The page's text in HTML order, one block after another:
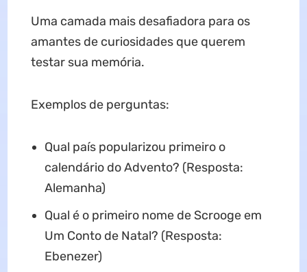
Uma camada mais desafiadora para os
amantes de curiosidades que querem
testar sua memória.
Exemplos de perguntas:
Qual país popularizou primeiro o
calendário do Advento? (Resposta:
Alemanha)
Qual é o primeiro nome de Scrooge em
Um Conto de Natal? (Resposta:
Ebenezer)